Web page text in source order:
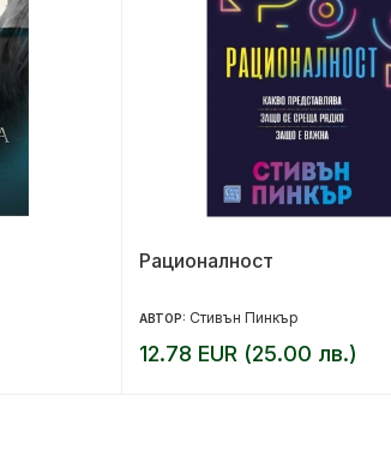
Рационалност
АВТОР: Стивън Пинкър
12.78 EUR (25.00 лв.)